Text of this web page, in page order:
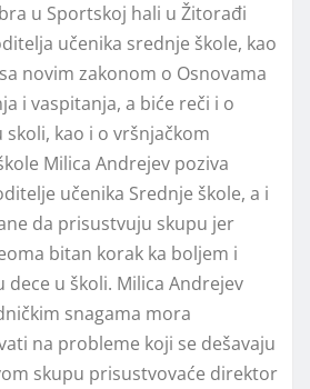
u Sportskoj hali u Žitorađi
učenika srednje škole, kao
novim zakonom o Osnovama
i vaspitanja, a biće reči i o
kao i o vršnjačkom
Milica Andrejev poziva
učenika Srednje škole, a i
da prisustvuju skupu jer
bitan korak ka boljem i
u školi. Milica Andrejev
snagama mora
na probleme koji se dešavaju
skupu prisustvovaće direktor